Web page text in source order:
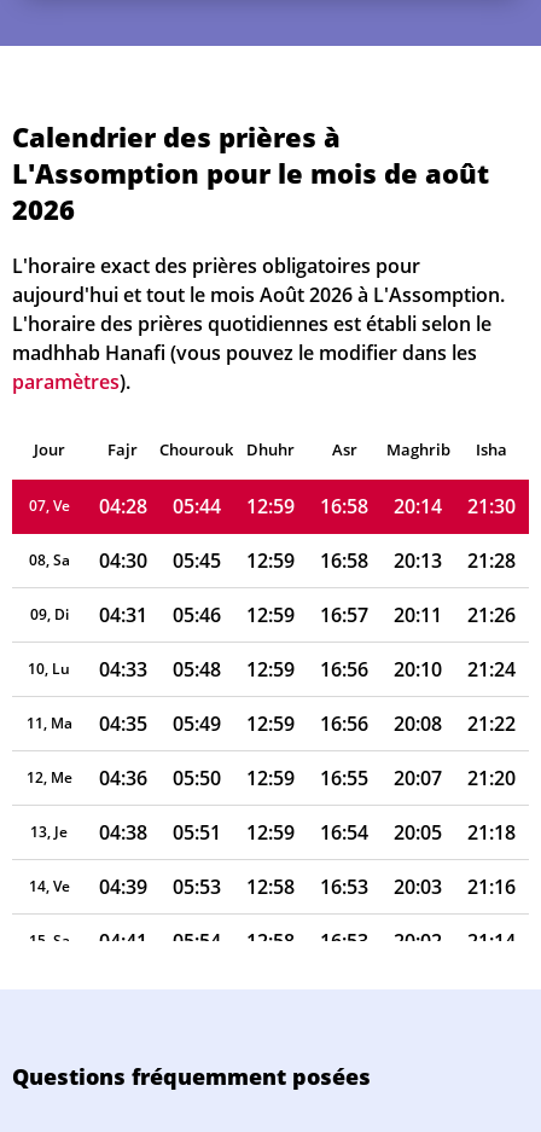
Calendrier des prières à
L'Assomption pour le mois de août
2026
L'horaire exact des prières obligatoires pour
aujourd'hui et tout le mois Août 2026 à L'Assomption.
L'horaire des prières quotidiennes est établi selon le
madhhab Hanafi (vous pouvez le modifier dans les
paramètres).
Jour Fajr Chourouk Dhuhr Asr Maghrib Isha
01, Sa 04:19 05:37 13:00 17:02 20:23 21:40
03, Lu 04:22 05:39 13:00 17:01 20:20 21:37
04, Ma 04:24 05:40 13:00 17:00 20:19 21:35
04:25
06, Je 04:27 05:43 13:00 16:59 20:16 21:32
07, Ve 04:28 05:44 12:59 16:58 20:14 21:30
08, Sa 04:30 05:45 12:59 16:58 20:13 21:28
09, Di 04:31 05:46 12:59 16:57 20:11 21:26
10, Lu 04:33 05:48 12:59 16:56 20:10 21:24
11, Ma 04:35 05:49 12:59 16:56 20:08 21:22
12, Me 04:36 05:50 12:59 16:55 20:07 21:20
13, Je 04:38 05:51 12:59 16:54 20:05 21:18
14, Ve 04:39 05:53 12:58 16:53 20:03 21:16
15, Sa 04:41 05:54 12:58 16:53 20:02 21:14
16, Di 04:43 05:55 12:58 16:52 20:00 21:12
Questions fréquemment posées